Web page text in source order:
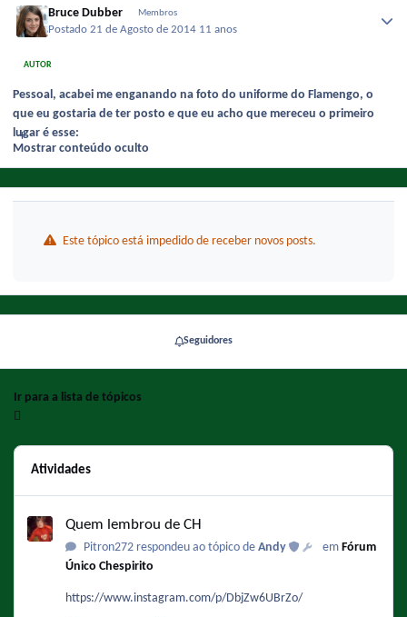
Bruce Dubber Membros
Postado21 de Agosto de 2014 11 anos
AUTOR
Pessoal, acabei me enganando na foto do uniforme do Flamengo, o
que eu gostaria de ter posto e que eu acho que mereceu o primeiro
lugar é esse:
Mostrar conteúdo oculto
Este tópico está impedido de receber novos posts.
Seguidores
Ir para a lista de tópicos
Atividades
Quem lembrou de CH
Pitron272 respondeu ao tópico de Andy em Fórum
Único Chespirito
https://www.instagram.com/p/DbjZw6UBrZo/